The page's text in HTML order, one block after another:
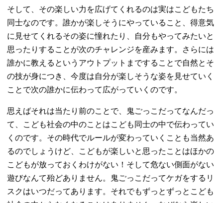
そして、その楽しい力を広げてくれるのは実はこどもたち
同士なのです。誰かが楽しそうにやっていること、得意気
に見せてくれるその姿に憧れたり、自分もやってみたいと
思ったりすることが次のチャレンジを産みます。さらには
誰かに教えるというアウトプットまですることで自然とそ
の技が身につき、今度は自分が楽しそうな姿を見せていく
ことで次の誰かに伝わって広がっていくのです。
思えばそれは当たり前のことで、鬼ごっこだってなんだっ
て、こども社会の中のことはこども同士の中で伝わってい
くのです。その時代でルールが変わっていくことも当然あ
るのでしょうけど、こどもが楽しいと思ったことはほかの
こどもが放っておくわけがない！そして危ない側面がない
遊びなんて殆どありません。鬼ごっこだってケガをするリ
スクはいつだってあります。それでもずっとずっとこども